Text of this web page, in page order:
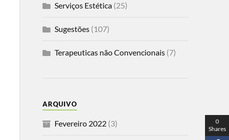
Serviços Estética(25)
Sugestões(107)
Terapeuticas não Convencionais(7)
ARQUIVO
Fevereiro 2022(3)
0
Shares